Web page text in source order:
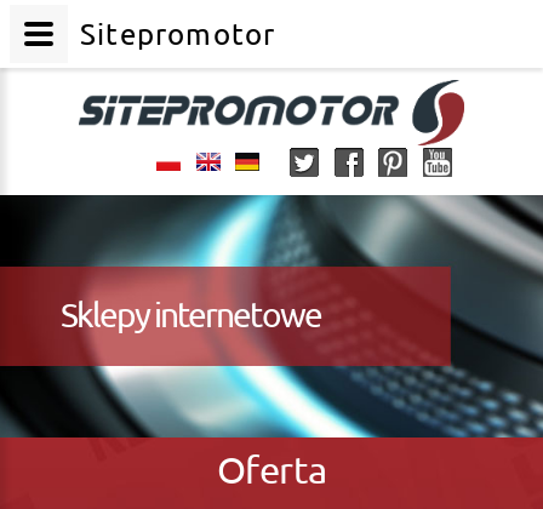
Sklepy internetowe
Oferta
Sitepromotor